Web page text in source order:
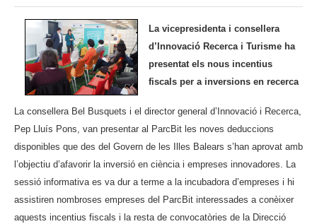
La vicepresidenta i consellera
d’Innovació Recerca i Turisme ha
presentat els nous incentius
fiscals per a inversions en recerca
La consellera Bel Busquets i el director general d’Innovació i Recerca,
Pep Lluís Pons, van presentar al ParcBit les noves deduccions
disponibles que des del Govern de les Illes Balears s’han aprovat amb
l’objectiu d’afavorir la inversió en ciència i empreses innovadores. La
sessió informativa es va dur a terme a la incubadora d’empreses i hi
assistiren nombroses empreses del ParcBit interessades a conèixer
aquests incentius fiscals i la resta de convocatòries de la Direcció